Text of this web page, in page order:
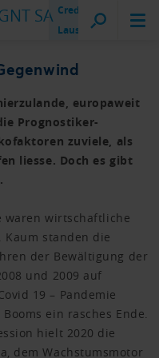
Creditreform
Lausanne
europaweit
Prognostiker-
zuviele, als
liesse. Doch es gibt
waren wirtschaftliche
standen die
der Bewältigung der
und 2009 auf
19 – Pandemie
ein rasches Ende.
hielt 2020 die
dem Wachstumsmotor